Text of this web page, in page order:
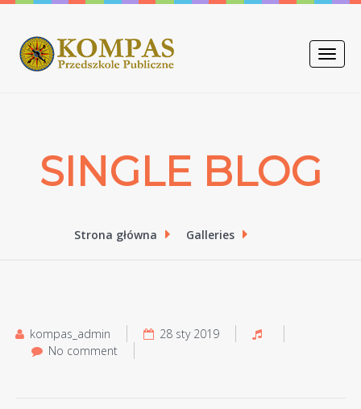
Toggle
SINGLE BLOG
Strona główna Galleries
kompas_admin
28 sty 2019
No comment